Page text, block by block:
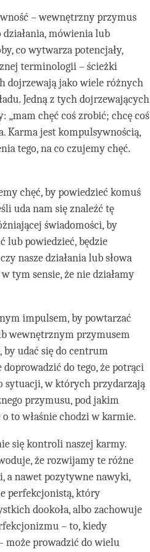
– wewnętrzny przymus
działania, mówienia lub
co wytwarza potencjały,
terminologii – ścieżki
dojrzewają jako wiele różnych
Jedną z tych dojrzewających
„mam chęć coś zrobić; chcę coś
Karma jest kompulsywnością,
tego, na co czujemy chęć.
chęć, by powiedzieć komuś
uda nam się znaleźć tę
świadomości, by
lub powiedzieć, będzie
nasze działania lub słowa
tym sensie, że nie działamy
impulsem, by powtarzać
wewnętrznym przymusem
by udać się do centrum
do tego, że potrąci
sytuacji, w których przydarzają
przymusu, pod jakim
to właśnie chodzi w karmie.
się kontroli naszej karmy.
że rozwijamy te różne
a nawet pozytywne nawyki,
perfekcjonistą, który
dookoła, albo zachowuje
– to, kiedy
może prowadzić do wielu